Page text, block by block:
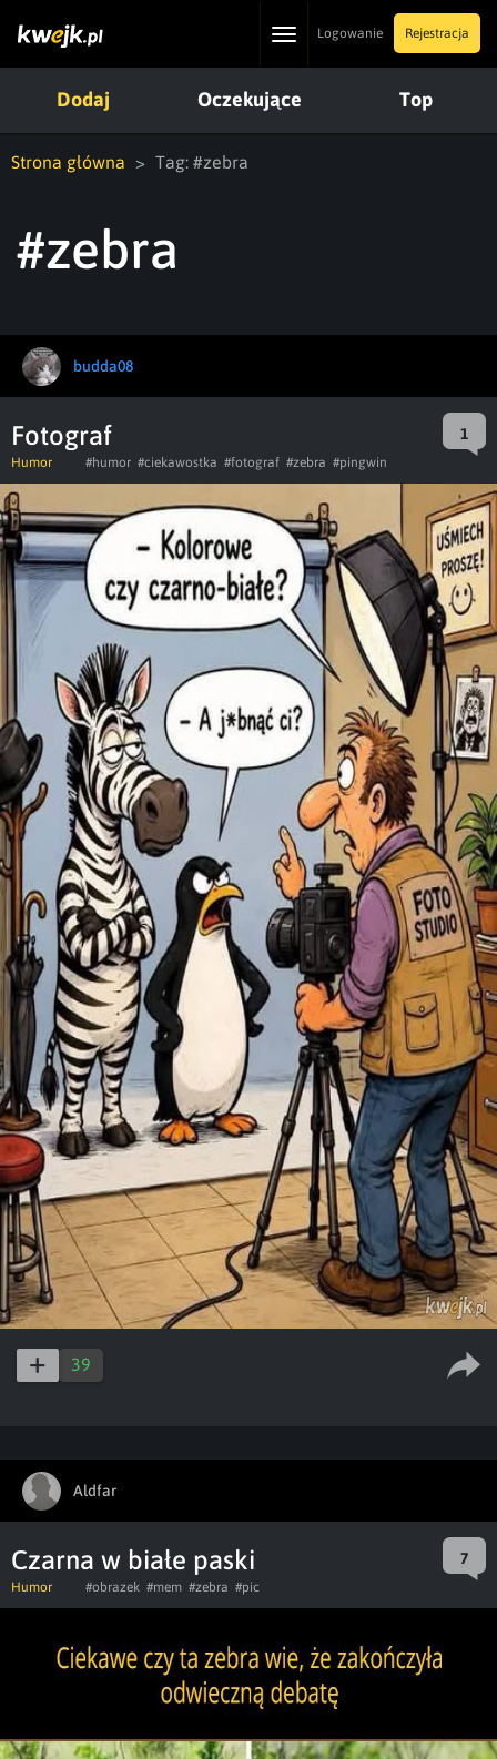
ToggleLogowanie Rejestracja
Dodaj Oczekujące Top
Strona główna Tag: #zebra
#zebra
budda08
Fotograf 1
Humor #humor #ciekawostka #fotograf #zebra #pingwin
39
Aldfar
Czarna w białe paski 7
Humor #obrazek #mem #zebra #pic